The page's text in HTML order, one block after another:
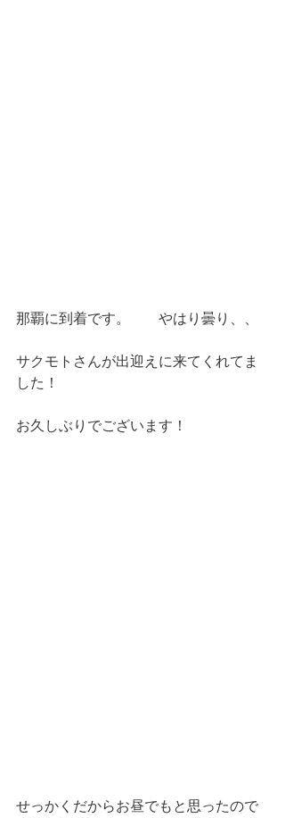
那覇に到着です。　　やはり曇り、、
サクモトさんが出迎えに来てくれてま
した！
お久しぶりでございます！
せっかくだからお昼でもと思ったので